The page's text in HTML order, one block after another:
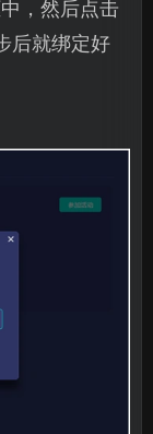
，然后点击
后就绑定好